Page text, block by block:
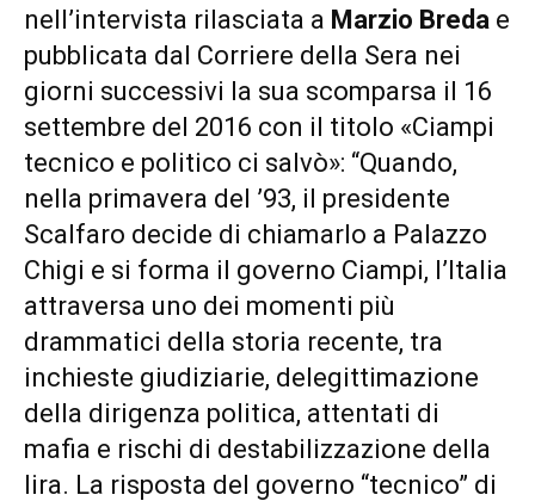
nell’intervista rilasciata a Marzio Breda e
pubblicata dal Corriere della Sera nei
giorni successivi la sua scomparsa il 16
settembre del 2016 con il titolo «Ciampi
tecnico e politico ci salvò»: “Quando,
nella primavera del ’93, il presidente
Scalfaro decide di chiamarlo a Palazzo
Chigi e si forma il governo Ciampi, l’Italia
attraversa uno dei momenti più
drammatici della storia recente, tra
inchieste giudiziarie, delegittimazione
della dirigenza politica, attentati di
mafia e rischi di destabilizzazione della
lira. La risposta del governo “tecnico” di